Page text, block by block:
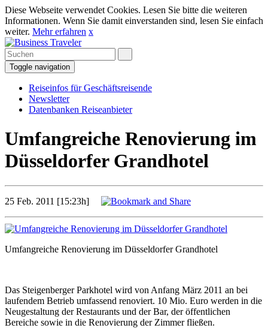
Diese Webseite verwendet Cookies. Lesen Sie bitte die weiteren
Informationen. Wenn Sie damit einverstanden sind, lesen Sie einfach
weiter. Mehr erfahren x
Toggle navigation
Reiseinfos für Geschäftsreisende
Newsletter
Datenbanken Reiseanbieter
Umfangreiche Renovierung im
Düsseldorfer Grandhotel
25 Feb. 2011 [15:23h]
Umfangreiche Renovierung im Düsseldorfer Grandhotel
Das Steigenberger Parkhotel wird von Anfang März 2011 an bei
laufendem Betrieb umfassend renoviert. 10 Mio. Euro werden in die
Neugestaltung der Restaurants und der Bar, der öffentlichen
Bereiche sowie in die Renovierung der Zimmer fließen.